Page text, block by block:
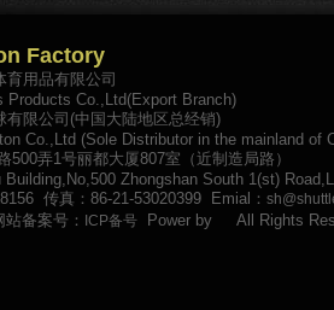
Factory
用品有限公司
Products Co.,Ltd(Export Branch)
限公司(中国大陆地区总经销)
Co.,Ltd (Sole Distributor in the mainland of
弄1号丽都大厦807室（近制造局路）
Zhongshan South 1(st)
传真：86-21-53020399 Emial：
备案号： ICP备号 Power by All Rights